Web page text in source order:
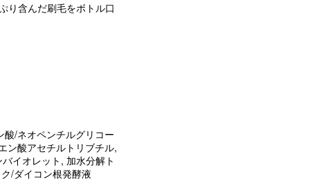
り含んだ刷毛をボトル口
/ネオペンチルグリコー
ン酸アセチルトリブチル,
イオレット, 加水分解ト
/ダイコン根発酵液